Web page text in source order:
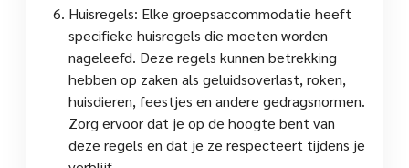
Huisregels: Elke groepsaccommodatie heeft
specifieke huisregels die moeten worden
nageleefd. Deze regels kunnen betrekking
hebben op zaken als geluidsoverlast, roken,
huisdieren, feestjes en andere gedragsnormen.
Zorg ervoor dat je op de hoogte bent van
deze regels en dat je ze respecteert tijdens je